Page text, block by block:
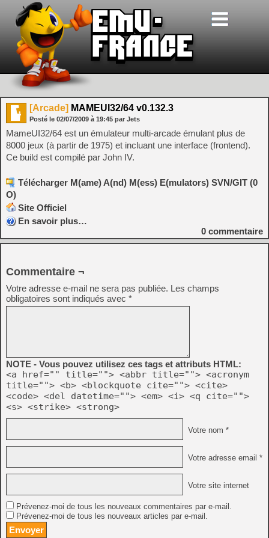
[Arcade] MAMEUI32/64 v0.132.3
Posté le 02/07/2009 à 19:45 par Jets
MameUI32/64 est un émulateur multi-arcade émulant plus de
8000 jeux (à partir de 1975) et incluant une interface (frontend).
Ce build est compilé par John IV.
Télécharger M(ame) A(nd) M(ess) E(mulators) SVN/GIT (0
O)
Site Officiel
En savoir plus…
0 commentaire
Commentaire ¬
Votre adresse e-mail ne sera pas publiée. Les champs
obligatoires sont indiqués avec *
NOTE - Vous pouvez utilisez ces tags et attributs HTML:
<a href="" title=""> <abbr title=""> <acronym
title=""> <b> <blockquote cite=""> <cite>
<code> <del datetime=""> <em> <i> <q cite="">
<s> <strike> <strong>
Votre nom *
Votre adresse email *
Votre site internet
Prévenez-moi de tous les nouveaux commentaires par e-mail.
Prévenez-moi de tous les nouveaux articles par e-mail.